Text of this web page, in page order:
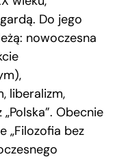
Do jego
nowoczesna
liberalizm,
Obecnie
„Filozofia bez